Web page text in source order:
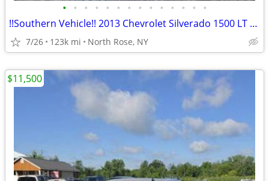
• • • • • • • • • • • • • •
!!Southern Vehicle!! 2013 Chevrolet Silverado 1500 LT 5.3L V8 4x4
7/26 123k mi North Rose, NY
$11,500